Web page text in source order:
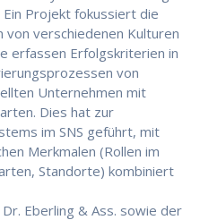
Projekt fokussiert die
von verschiedenen Kulturen
erfassen Erfolgskriterien in
von
Unternehmen mit
Dies hat zur
im SNS geführt, mit
Merkmalen (Rollen im
Standorte) kombiniert
Eberling & Ass. sowie der